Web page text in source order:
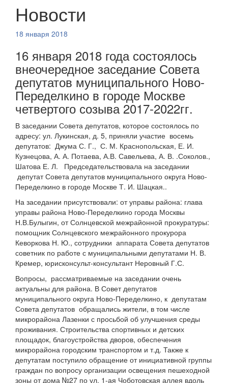
Новости
18 января 2018
16 января 2018 года состоялось
внеочередное заседание Совета
депутатов муниципального Ново-
Переделкино в городе Москве
четвертого созыва 2017-2022гг.
В заседании Совета депутатов, которое состоялось по
адресу: ул. Лукинская, д. 5, приняли участие восемь
депутатов: Джума С. Г., С. М. Краснопольская, Е. И.
Кузнецова, А. А. Потаева, А.В. Савельева, А. В. .Соколов.,
Шатова Е. Л. Председательствовала на заседании
депутат Совета депутатов муниципального округа Ново-
Переделкино в городе Москве Т. И. Шацкая..
На заседании присутствовали: от управы района: глава
управы района Ново-Переделкино города Москвы
Н.В.Булыгин, от Солнцевской межрайонной прокуратуры:
помощник Солнцевского межрайонного прокурора
Кеворкова Н. Ю., сотрудники аппарата Совета депутатов
советник по работе с муниципальными депутатами Н. В.
Кремер, юрисконсульт-консультант Неровный Г.С.
Вопросы, рассматриваемые на заседании очень
актуальны для района. В Совет депутатов
муниципального округа Ново-Переделкино, к депутатам
Совета депутатов обращались жители, в том числе
микрорайона Лазенки с просьбой об улучшения среды
проживания. Строительства спортивных и детских
площадок, благоустройства дворов, обеспечения
микрорайона городским транспортом и т.д. Также к
депутатам поступило обращение от инициативной группы
граждан по вопросу организации освещения пешеходной
зоны от дома №27 по ул. 1-ая Чоботовская аллея вдоль